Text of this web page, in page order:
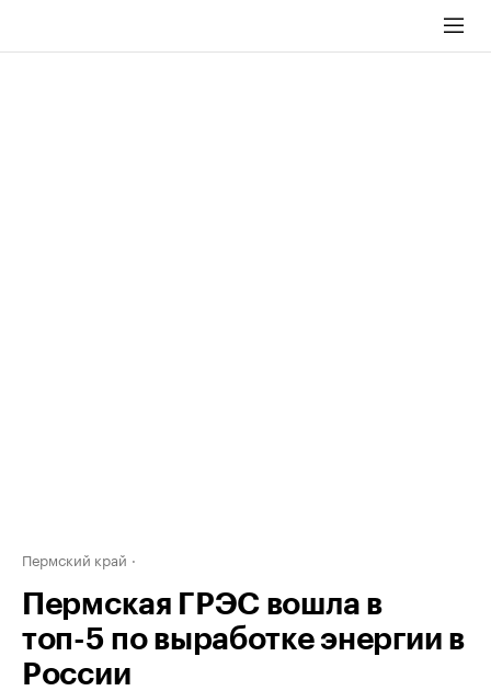
Пермский край
Пермская ГРЭС вошла в
топ-5 по выработке энергии в
России